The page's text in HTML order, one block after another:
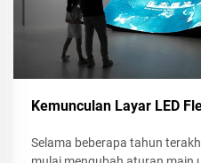
Kemunculan Layar LED
Selama beberapa tahun